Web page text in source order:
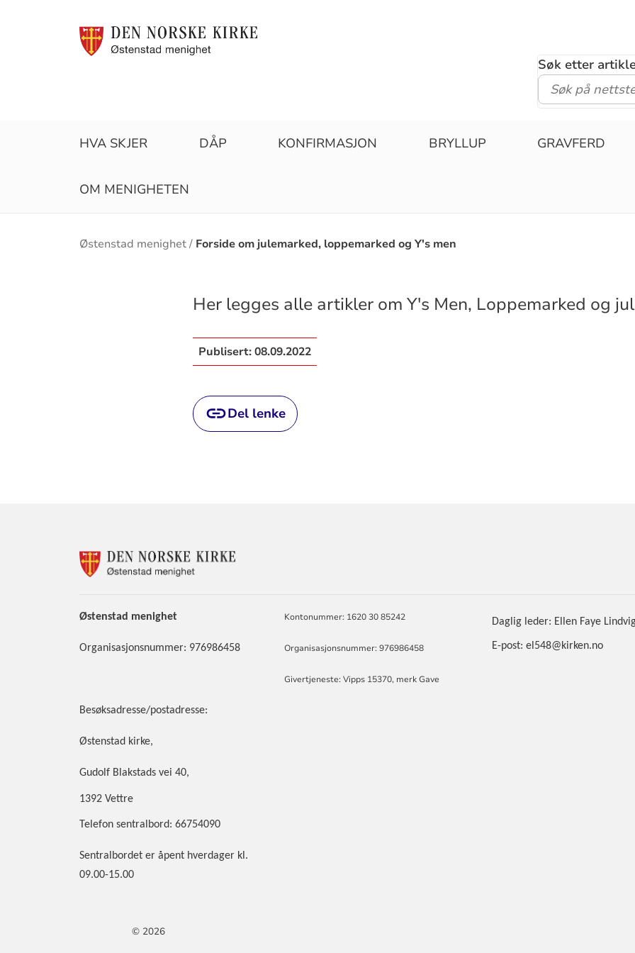
Søk etter
HVA SKJER DÅP KONFIRMASJON BRYLLUP GRAVFERD
OM MENIGHETEN
Brødsmulesti
Østenstad menighet Forside om julemarked, loppemarked og Y's men
Her legges alle artikler om Y's Men, Loppemarked og
Publisert:08.09.2022
Del lenke
KONTAKTINFORMASJON
Østenstad menighet
Organisasjonsnummer: 976986458
Besøksadresse/postadresse:
Østenstad kirke,
Gudolf Blakstads vei 40,
1392 Vettre
Telefon sentralbord: 66754090
Sentralbordet er åpent hverdager kl.
09.00-15.00
Kontonummer: 1620 30 85242
Organisasjonsnummer: 976986458
Givertjeneste: Vipps 15370, merk Gave
Daglig leder: Ellen Faye
E-post: el548@kirken.no
© 2026